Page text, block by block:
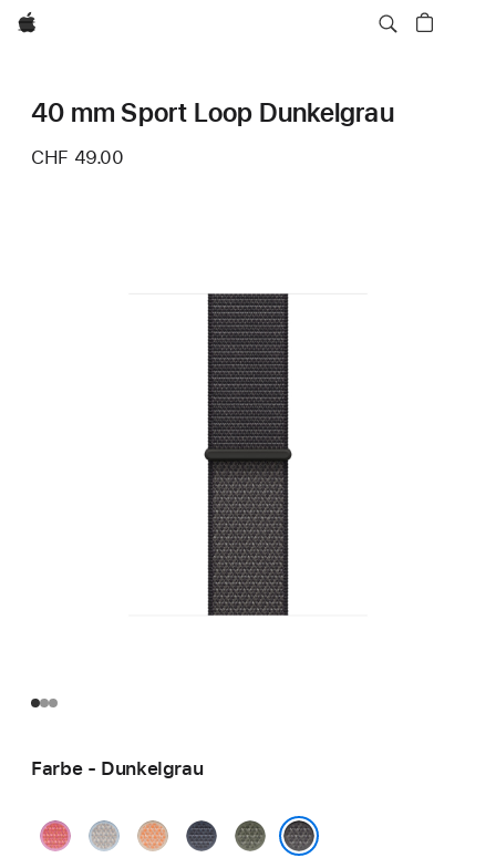
Apple
40 mm Sport Loop Dunkelgrau
CHF 49.00
Farbe - Dunkelgrau
GuavepinkGraublauCantaloupeMaritimblau
Waldgrün